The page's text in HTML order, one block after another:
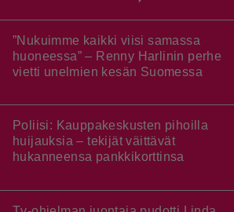
”Nukuimme kaikki viisi samassa
huoneessa” – Renny Harlinin perhe
vietti unelmien kesän Suomessa
Poliisi: Kauppakeskusten pihoilla
huijauksia – tekijät väittävät
hukanneensa pankkikorttinsa